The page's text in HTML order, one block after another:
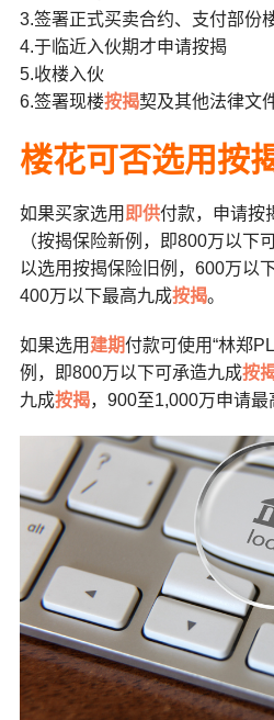
3.签署正式买卖合约、支付部份
4.于临近入伙期才申请按揭
5.收楼入伙
6.签署现楼按揭契及其他法律文
楼花可否选用按
如果买家选用 即供付款，申请按
（按揭保险新例，即800万以下
以选用按揭保险旧例，600万以
400万以下最高九成按揭。
如果选用 建期付款可使用“林郑
例，即800万以下可承造九成按
九成按揭，900至1,000万申请最